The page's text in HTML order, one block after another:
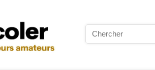
Search